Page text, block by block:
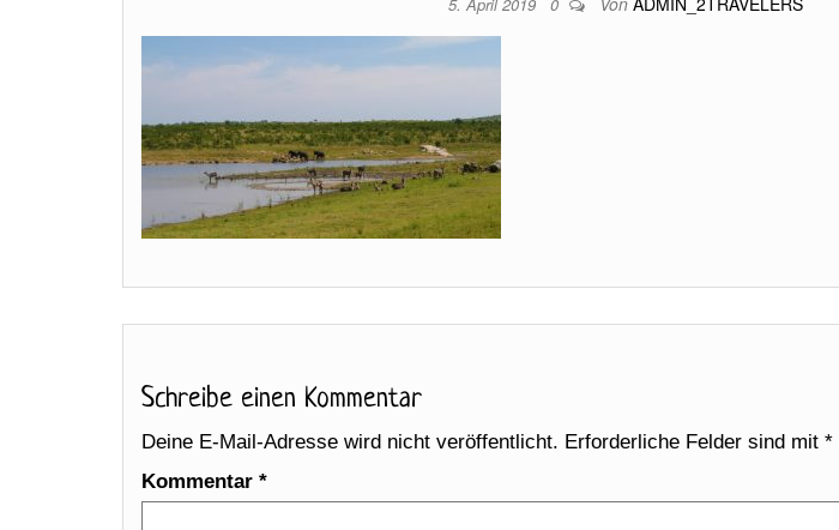
Schreibe einen Kommentar
Deine E-Mail-Adresse wird nicht veröffentlicht. Erforderliche Felder sind mit *
Kommentar *